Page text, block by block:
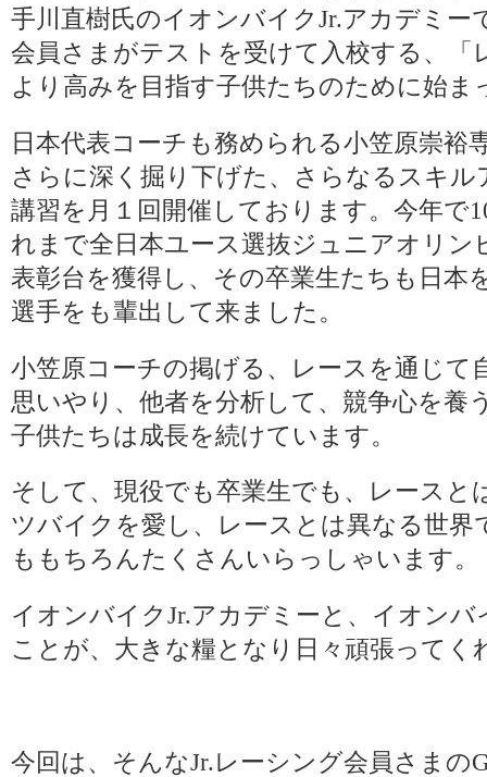
手川直樹氏のイオンバイクJr.アカデミー
会員さまがテストを受けて入校する、「
より高みを目指す子供たちのために始ま
日本代表コーチも務められる小笠原崇裕
さらに深く掘り下げた、さらなるスキ
講習を月１回開催しております。今年で
れまで全日本ユース選抜ジュニアオリン
表彰台を獲得し、その卒業生たちも日本
選手をも輩出して来ました。
小笠原コーチの掲げる、レースを通じて
思いやり、他者を分析して、競争心を養
子供たちは成長を続けています。
そして、現役でも卒業生でも、レースと
ツバイクを愛し、レースとは異なる世界
ももちろんたくさんいらっしゃいます。
イオンバイクJr.アカデミーと、イオン
ことが、大きな糧となり日々頑張ってく
今回は、そんなJr.レーシング会員さまの